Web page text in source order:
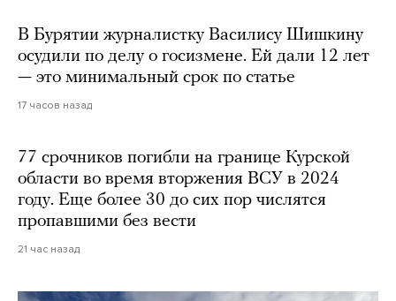
В Бурятии журналистку Василису Шишкину
осудили по делу о госизмене. Ей дали 12 лет
— это минимальный срок по статье
17 часов назад
77 срочников погибли на границе Курской
области во время вторжения ВСУ в 2024
году. Еще более 30 до сих пор числятся
пропавшими без вести
21 час назад